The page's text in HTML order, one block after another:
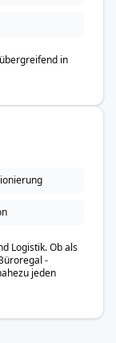
in
Logistik. Ob als
-
jeden